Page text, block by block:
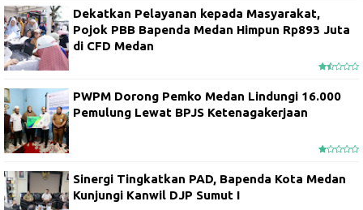
Dekatkan Pelayanan kepada Masyarakat,
Pojok PBB Bapenda Medan Himpun Rp893 Juta
di CFD Medan
PWPM Dorong Pemko Medan Lindungi 16.000
Pemulung Lewat BPJS Ketenagakerjaan
Sinergi Tingkatkan PAD, Bapenda Kota Medan
Kunjungi Kanwil DJP Sumut I